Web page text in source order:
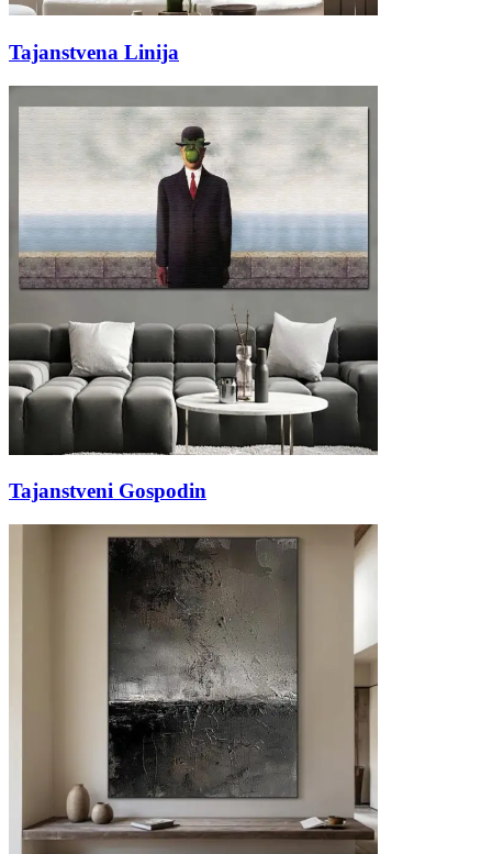
Tajanstvena Linija
Tajanstveni Gospodin